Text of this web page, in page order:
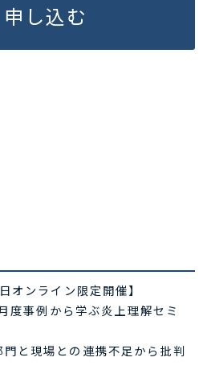
申し込む
オンライン限定開催】
事例から学ぶ炎上理解セミ
と現場との連携不足から批判